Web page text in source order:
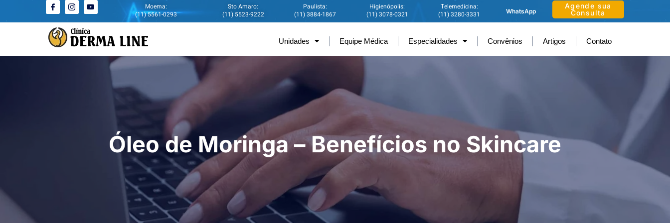
Moema:
(11) 5561-0293
Sto Amaro:
(11) 5523-9222
Paulista:
(11) 3884-1867
Higienópolis:
(11) 3078-0321
Telemedicina:
(11) 3280-3331
WhatsApp
Agende sua
Consulta
Unidades Equipe Médica Especialidades Convênios Artigos Contato
Óleo de Moringa – Benefícios no Skincare